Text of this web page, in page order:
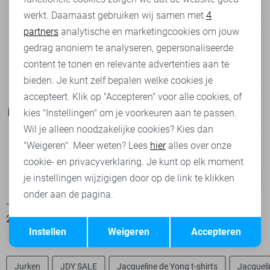
-20%
Jacqueline de Yong Blouse
28,00 34,99
27,95 34,99
Jurken JDY SALE Jacqueline de Yong t-shirts
Analytische cookies
Marketing cookies
Terug Opslaan
werkt. Daarnaast gebruiken wij samen met 4
partners analytische en marketingcookies om jouw
gedrag anoniem te analyseren, gepersonaliseerde
content te tonen en relevante advertenties aan te
bieden. Je kunt zelf bepalen welke cookies je
accepteert. Klik op "Accepteren" voor alle cookies, of
kies "Instellingen" om je voorkeuren aan te passen.
Wil je alleen noodzakelijke cookies? Kies dan
"Weigeren". Meer weten? Lees hieralles over onze
cookie- en privacyverklaring. Je kunt op elk moment
je instellingen wijzigigen door op de link te klikken
onder aan de pagina.
Accepteren
Weigeren
Instellen